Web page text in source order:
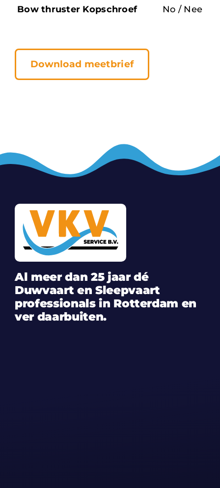
Bow thruster Kopschroef
No / Nee
Download meetbrief
Al meer dan 25 jaar dé
Duwvaart en Sleepvaart
professionals in Rotterdam en
ver daarbuiten.